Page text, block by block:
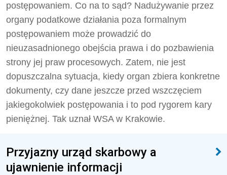
postępowaniem. Co na to sąd? Nadużywanie przez
organy podatkowe działania poza formalnym
postępowaniem może prowadzić do
nieuzasadnionego obejścia prawa i do pozbawienia
strony jej praw procesowych. Zatem, nie jest
dopuszczalna sytuacja, kiedy organ zbiera konkretne
dokumenty, czy dane jeszcze przed wszczęciem
jakiegokolwiek postępowania i to pod rygorem kary
pieniężnej. Tak uznał WSA w Krakowie.
Przyjazny urząd skarbowy a
ujawnienie informacji